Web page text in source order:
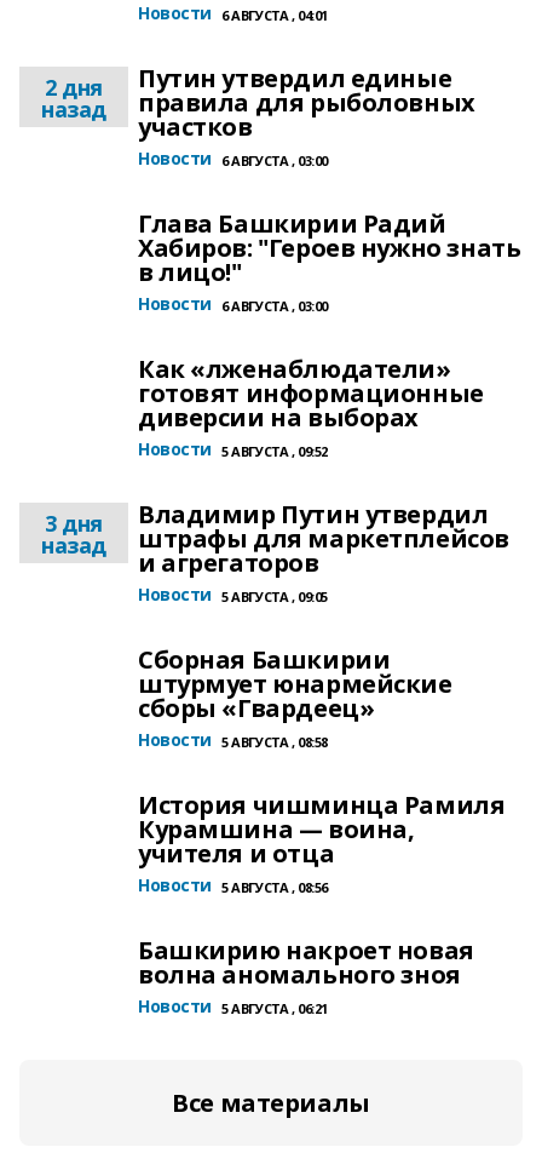
Новости 6 АВГУСТА , 04:01
2 дня
назад
Путин утвердил единые
правила для рыболовных
участков
Новости 6 АВГУСТА , 03:00
Глава Башкирии Радий
Хабиров: "Героев нужно знать
в лицо!"
Новости 6 АВГУСТА , 03:00
Как «лженаблюдатели»
готовят информационные
диверсии на выборах
Новости 5 АВГУСТА , 09:52
3 дня
назад
Владимир Путин утвердил
штрафы для маркетплейсов
и агрегаторов
Новости 5 АВГУСТА , 09:05
Сборная Башкирии
штурмует юнармейские
сборы «Гвардеец»
Новости 5 АВГУСТА , 08:58
История чишминца Рамиля
Курамшина — воина,
учителя и отца
Новости 5 АВГУСТА , 08:56
Башкирию накроет новая
волна аномального зноя
Новости 5 АВГУСТА , 06:21
Все материалы